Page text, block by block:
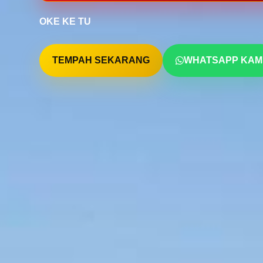
OKE KE TU
TEMPAH SEKARANG WHATSAPP